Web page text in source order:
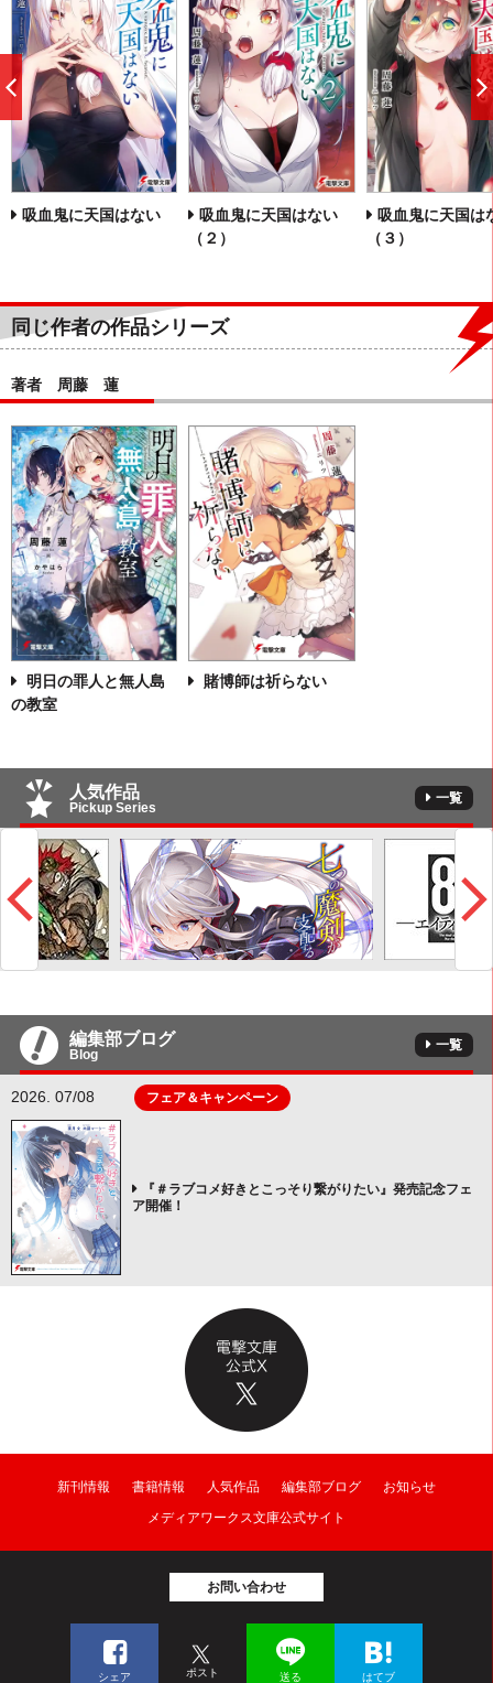
吸血鬼に天国はない
吸血鬼に天国はない
（２）
吸血鬼に天国は
（３）
へ
同じ作者の作品シリーズ
著者 周藤 蓮
明日の罪人と無人島
の教室
賭博師は祈らない
人気作品
Pickup Series
一覧
編集部ブログ
Blog
一覧
2026. 07/08 フェア＆キャンペーン
『＃ラブコメ好きとこっそり繋がりたい』発売記念フェ
ア開催！
新刊情報 書籍情報 人気作品 編集部ブログ
お知らせ
メディアワークス文庫公式サイト
お問い合わせ
シェア ポスト 送る はてブ